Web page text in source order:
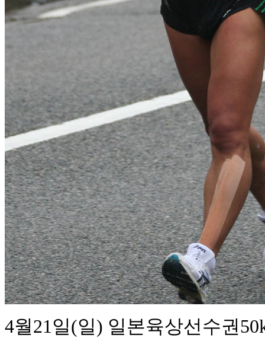
4월21일(일) 일본육상선수권